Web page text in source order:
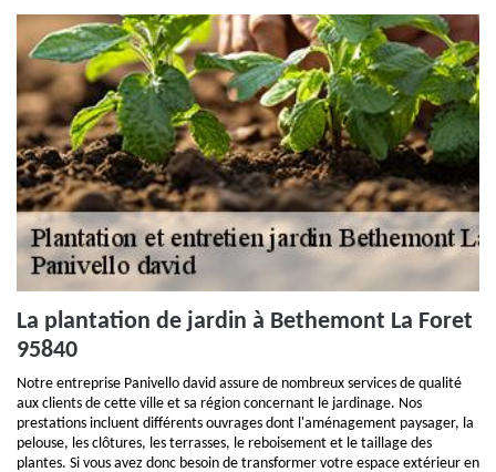
La plantation de jardin à Bethemont La Foret
95840
Notre entreprise Panivello david assure de nombreux services de qualité
aux clients de cette ville et sa région concernant le jardinage. Nos
prestations incluent différents ouvrages dont l'aménagement paysager, la
pelouse, les clôtures, les terrasses, le reboisement et le taillage des
plantes. Si vous avez donc besoin de transformer votre espace extérieur en